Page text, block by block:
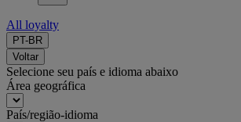
All loyalty
PT-BR
Voltar
Selecione seu país e idioma abaixo
Área geográfica
País/região-idioma